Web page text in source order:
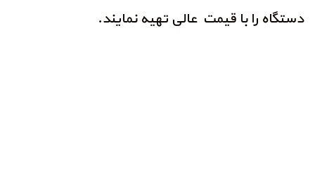
دستگاه را با قیمت عالی تهیه نمایند.